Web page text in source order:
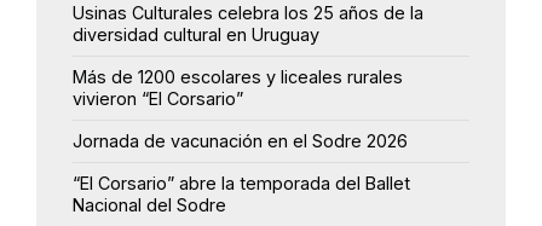
Usinas Culturales celebra los 25 años de la
diversidad cultural en Uruguay
Más de 1200 escolares y liceales rurales
vivieron “El Corsario”
Jornada de vacunación en el Sodre 2026
“El Corsario” abre la temporada del Ballet
Nacional del Sodre